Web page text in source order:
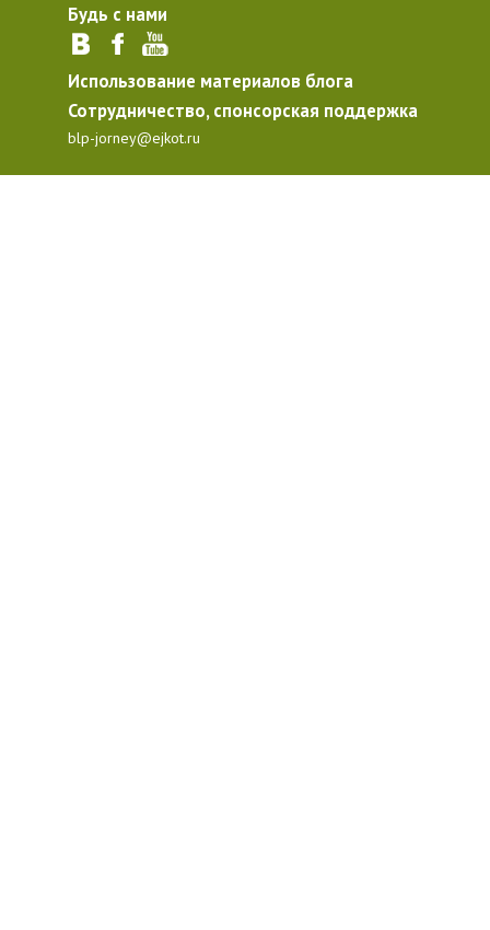
Будь с нами
Использование материалов блога
Сотрудничество, спонсорская поддержка
blp-jorney@ejkot.ru